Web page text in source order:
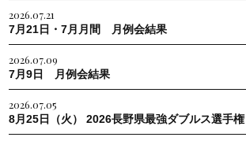
2026.07.21
7月21日・7月月間 月例会結果
2026.07.09
7月9日 月例会結果
2026.07.05
8月25日（火） 2026長野県最強ダブルス選手権